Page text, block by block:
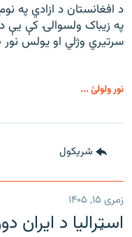
د افغانستان د ازادي په
په زیباک ولسوالۍ کې يې
سرتیري وژلي او یولس
نور ولولئ ...
شريکول
زمری ۱۵, ۱۴۰۵
اسټرالیا د ایران